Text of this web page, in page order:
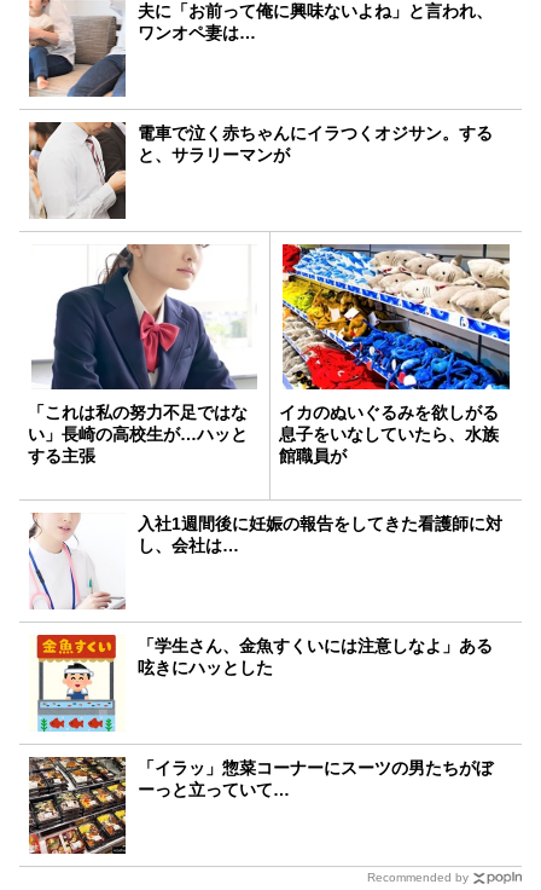
夫に「お前って俺に興味ないよね」と言われ、
ワンオペ妻は…
電車で泣く赤ちゃんにイラつくオジサン。する
と、サラリーマンが
「これは私の努力不足ではな
い」長崎の高校生が…ハッと
する主張
イカのぬいぐるみを欲しがる
息子をいなしていたら、水族
館職員が
入社1週間後に妊娠の報告をしてきた看護師に対
し、会社は…
「学生さん、金魚すくいには注意しなよ」ある
呟きにハッとした
「イラッ」惣菜コーナーにスーツの男たちがぼ
ーっと立っていて…
Recommended by